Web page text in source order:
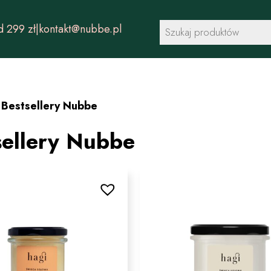
299 zł|kontakt@nubbe.pl Wyszukiwarka
produktów
Bestsellery Nubbe
Nubbe